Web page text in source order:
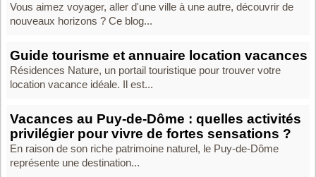
Vous aimez voyager, aller d'une ville à une autre, découvrir de
nouveaux horizons ? Ce blog...
Guide tourisme et annuaire location vacances
Résidences Nature, un portail touristique pour trouver votre
location vacance idéale. Il est...
Vacances au Puy-de-Dôme : quelles activités
privilégier pour vivre de fortes sensations ?
En raison de son riche patrimoine naturel, le Puy-de-Dôme
représente une destination...